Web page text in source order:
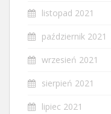
listopad 2021
październik 2021
wrzesień 2021
sierpień 2021
lipiec 2021